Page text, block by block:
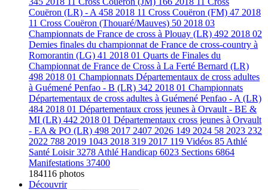
Couëron (LR) - A 458 2018 11 Cross Couëron (FM) 47 2018
11 Cross Couëron (Thouaré/Mauves) 50 2018 03
Championnats de France de cross à Plouay (LR) 492 2018 02
Demies finales du championnat de France de cross-country à
Romorantin (LG) 41 2018 01 Quarts de Finales du
Championnat de France de Cross à La Ferté Bernard (LR)
498 2018 01 Championnats Départementaux de cross adultes
à Guémené Penfao - B (LR) 342 2018 01 Championnats
Départementaux de cross adultes à Guémené Penfao - A (LR)
484 2018 01 Départementaux cross jeunes à Orvault - BE &
MI (LR) 442 2018 01 Départementaux cross jeunes à Orvault
- EA & PO (LR) 498 2017 2407 2026 149 2024 58 2023 232
2022 788 2019 1043 2018 319 2017 119 Vidéos 85 Athlé
Santé Loisir3278 Athlé Handicap 6023 Sections 6864
Manifestations 37400
184116 photos
Découvrir